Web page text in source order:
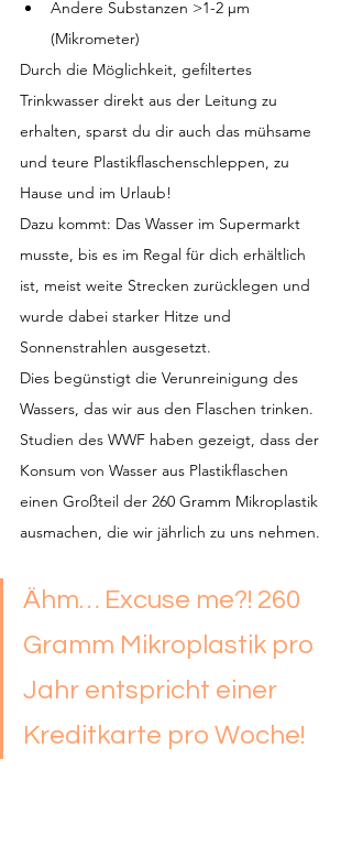
Andere Substanzen >1-2 μm
(Mikrometer)
Durch die Möglichkeit, gefiltertes
Trinkwasser direkt aus der Leitung zu
erhalten, sparst du dir auch das mühsame
und teure Plastikflaschenschleppen, zu
Hause und im Urlaub!
Dazu kommt: Das Wasser im Supermarkt
musste, bis es im Regal für dich erhältlich
ist, meist weite Strecken zurücklegen und
wurde dabei starker Hitze und
Sonnenstrahlen ausgesetzt.
Dies begünstigt die Verunreinigung des
Wassers, das wir aus den Flaschen trinken.
Studien des WWF haben gezeigt, dass der
Konsum von Wasser aus Plastikflaschen
einen Großteil der 260 Gramm Mikroplastik
ausmachen, die wir jährlich zu uns nehmen.
Ähm… Excuse me?! 260
Gramm Mikroplastik pro
Jahr entspricht einer
Kreditkarte pro Woche!